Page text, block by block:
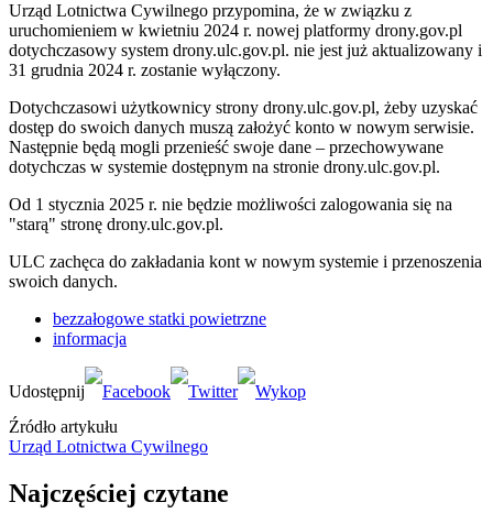
Urząd Lotnictwa Cywilnego przypomina, że w związku z
uruchomieniem w kwietniu 2024 r. nowej platformy drony.gov.pl
dotychczasowy system drony.ulc.gov.pl. nie jest już aktualizowany i
31 grudnia 2024 r. zostanie wyłączony.
Dotychczasowi użytkownicy strony drony.ulc.gov.pl, żeby uzyskać
dostęp do swoich danych muszą założyć konto w nowym serwisie.
Następnie będą mogli przenieść swoje dane – przechowywane
dotychczas w systemie dostępnym na stronie drony.ulc.gov.pl.
Od 1 stycznia 2025 r. nie będzie możliwości zalogowania się na
"starą" stronę drony.ulc.gov.pl.
ULC zachęca do zakładania kont w nowym systemie i przenoszenia
swoich danych.
bezzałogowe statki powietrzne
informacja
Źródło artykułu
Urząd Lotnictwa Cywilnego
Najczęściej czytane